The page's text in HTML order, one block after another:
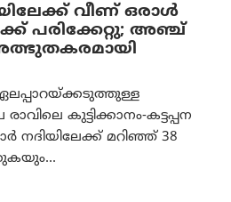
വീണ് ഒരാള്‍
പരിക്കേറ്റു; അഞ്ച്
കുട്ടിക്കാനം-കട്ടപ്പന
നദിയിലേക്ക് മറിഞ്ഞ് 38